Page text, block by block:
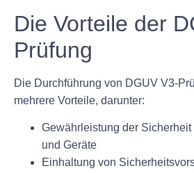
Die Vorteile der
Prüfung
Die Durchführung von DGUV V3-
mehrere Vorteile, darunter:
Gewährleistung der
und Geräte
Einhaltung von